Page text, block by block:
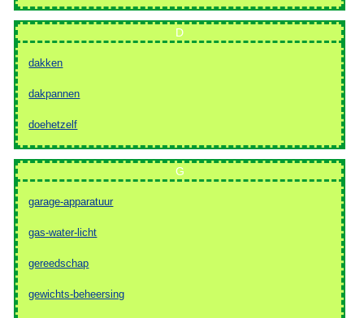
D
dakken
dakpannen
doehetzelf
G
garage-apparatuur
gas-water-licht
gereedschap
gewichts-beheersing